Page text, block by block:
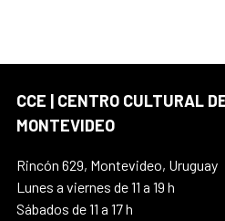
CCE | CENTRO CULTURAL
MONTEVIDEO
Rincón 629, Montevideo, Uruguay
Lunes a viernes de 11 a 19 h
Sábados de 11 a 17 h